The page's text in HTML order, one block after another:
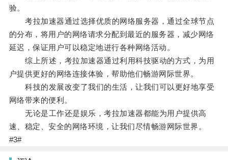
验。
考拉加速器通过选择优质的网络服务器，通过全球节点
的分布，将用户的网络请求分配到最近的服务器，减少网络
延迟，保证用户可以稳定地进行各种网络活动。
综上所述，考拉加速器通过利用科技驱动的方式，为用
户提供更好的网络连接体验，帮助他们畅游网际世界。
科技的发展改变了我们的生活，让我们可以更好地享受
网络带来的便利。
无论是工作还是娱乐，考拉加速器都能为用户提供高
速、稳定、安全的网络环境，让我们尽情畅游网际世界。
#3#